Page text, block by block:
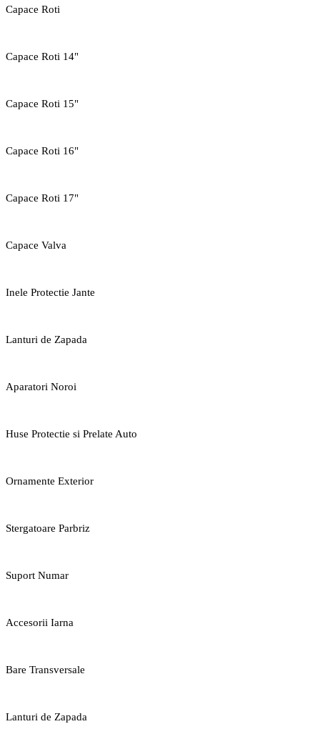
Capace Roti
Capace Roti 14"
Capace Roti 15"
Capace Roti 16"
Capace Roti 17"
Capace Valva
Inele Protectie Jante
Lanturi de Zapada
Aparatori Noroi
Huse Protectie si Prelate Auto
Ornamente Exterior
Stergatoare Parbriz
Suport Numar
Accesorii Iarna
Bare Transversale
Lanturi de Zapada